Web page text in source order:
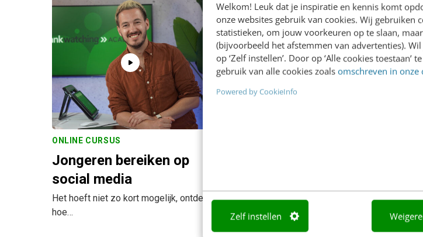
Welkom! Leuk dat je inspiratie en kennis komt
onze websites gebruik van cookies. Wij gebruiken
statistieken, om jouw voorkeuren op te slaan,
(bijvoorbeeld het afstemmen van advertenties).
op ‘Zelf instellen’. Door op ‘Alle cookies toestaan’
gebruik van alle cookies zoals omschreven in onze
Powered by CookieInfo
Zelf instellen
ONLINE CURSUS
Jongeren bereiken op
social media
Het hoeft niet zo kort mogelijk, ontdek
hoe…
Leer hoe je AI inzet als
sparringpartner en…
Wat
jou